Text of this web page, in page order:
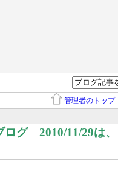
管理者のトップ
ログ 2010/11/29は